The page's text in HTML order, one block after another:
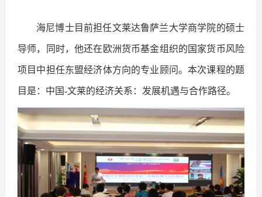
海尼博士目前担任文莱达鲁萨兰大学商学院的硕士
导师，同时，他还在欧洲货币基金组织的国家货币风险
项目中担任东盟经济体方向的专业顾问。本次课程的题
目是：中国-文莱的经济关系：发展机遇与合作路径。